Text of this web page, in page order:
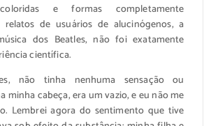
e formas completamente
relatos de usuários de alucinógenos, a
dos Beatles, não foi exatamente
científica.
não tinha nenhuma sensação ou
minha cabeça, era um vazio, e eu não me
Lembrei agora do sentimento que tive